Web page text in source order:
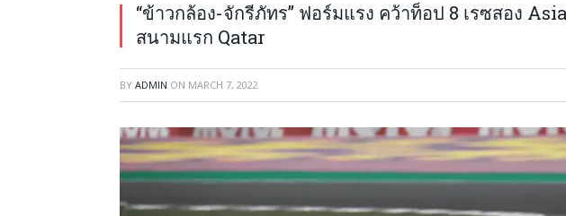
“ข้าวกล้อง-จักรีภัทร” ฟอร์มแรง คว้าท็อป 8 เรซสอง
สนามแรก Qatar
BY ADMIN ON MARCH 7, 2022